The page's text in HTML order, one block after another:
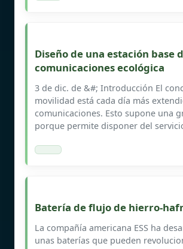
Diseño de una estación base
comunicaciones ecológica
3 de dic. de &#; Introducción El
movilidad está cada día más
comunicaciones. Esto supone una
porque permite disponer del
Batería de flujo de hierro-
La compañía americana ESS ha
unas baterías que pueden